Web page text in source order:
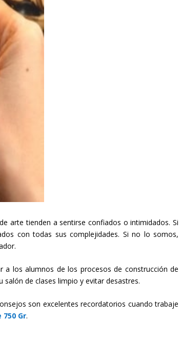
arte tienden a sentirse confiados o intimidados. Si
con todas sus complejidades. Si no lo somos,
los alumnos de los procesos de construcción de
de clases limpio y evitar desastres.
son excelentes recordatorios cuando trabaje
Gr.